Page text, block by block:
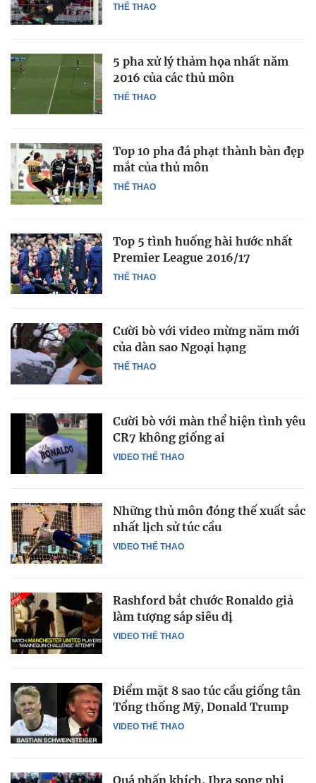
THỂ THAO
THỂ THAO
5 pha xử lý thảm họa nhất năm
2016 của các thủ môn
THỂ THAO
Top 10 pha đá phạt thành bàn đẹp
mắt của thủ môn
THỂ THAO
Top 5 tình huống hài hước nhất
Premier League 2016/17
THỂ THAO
Cười bò với video mừng năm mới
của dàn sao Ngoại hạng
VIDEO THỂ THAO
Cười bò với màn thể hiện tình yêu
CR7 không giống ai
VIDEO THỂ THAO
Những thủ môn đóng thế xuất sắc
nhất lịch sử túc cầu
VIDEO THỂ THAO
Rashford bắt chước Ronaldo giả
làm tượng sáp siêu dị
VIDEO THỂ THAO
Điểm mặt 8 sao túc cầu giống tân
Tổng thống Mỹ, Donald Trump